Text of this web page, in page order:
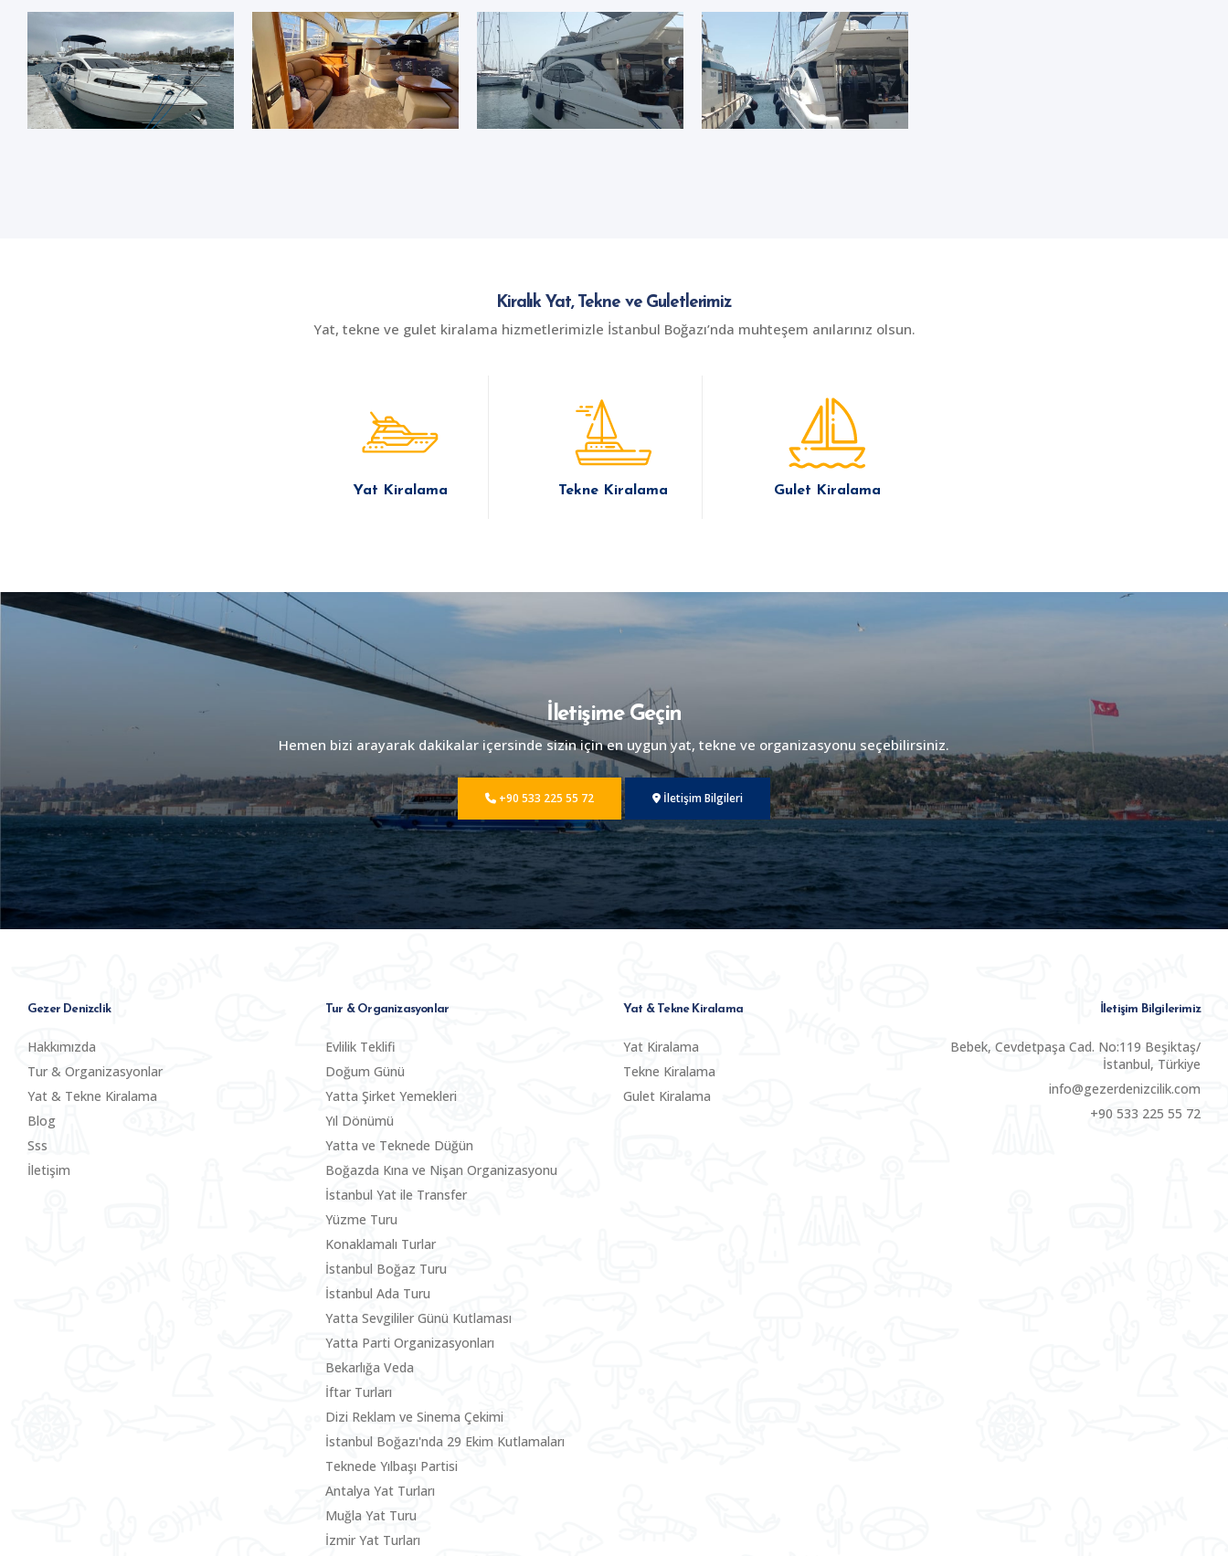
Kiralık Yat, Tekne ve Guletlerimiz
Yat, tekne ve gulet kiralama hizmetlerimizle İstanbul Boğazı’nda muhteşem anılarınız olsun.
Yat Kiralama Tekne Kiralama Gulet Kiralama
İletişime Geçin
Hemen bizi arayarak dakikalar içersinde sizin için en uygun yat, tekne ve organizasyonu seçebilirsiniz.
+90 533 225 55 72 İletişim Bilgileri
Gezer Denizclik
Hakkımızda
Tur & Organizasyonlar
Yat & Tekne Kiralama
Blog
Sss
İletişim
Tur & Organizasyonlar
Evlilik Teklifi
Doğum Günü
Yatta Şirket Yemekleri
Yıl Dönümü
Yatta ve Teknede Düğün
Boğazda Kına ve Nişan Organizasyonu
İstanbul Yat ile Transfer
Yüzme Turu
Konaklamalı Turlar
İstanbul Boğaz Turu
İstanbul Ada Turu
Yatta Sevgililer Günü Kutlaması
Yatta Parti Organizasyonları
Bekarlığa Veda
İftar Turları
Dizi Reklam ve Sinema Çekimi
İstanbul Boğazı'nda 29 Ekim Kutlamaları
Teknede Yılbaşı Partisi
Antalya Yat Turları
Muğla Yat Turu
İzmir Yat Turları
Yat & Tekne Kiralama
Yat Kiralama
Tekne Kiralama
Gulet Kiralama
İletişim Bilgilerimiz
Bebek, Cevdetpaşa Cad. No:119 Beşiktaş/
İstanbul, Türkiye
info@gezerdenizcilik.com
+90 533 225 55 72